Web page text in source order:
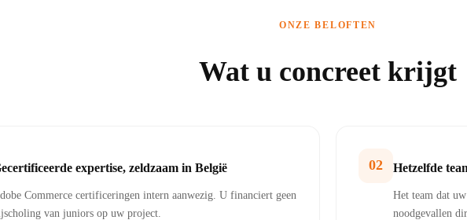
ONZE BELOFTEN
Wat u concreet krijgt
expertise, zeldzaam in België
Commerce certificeringen intern aanwezig. U financiert geen
van juniors op uw project.
02 Hetzelfde
Het team dat
noodgevallen